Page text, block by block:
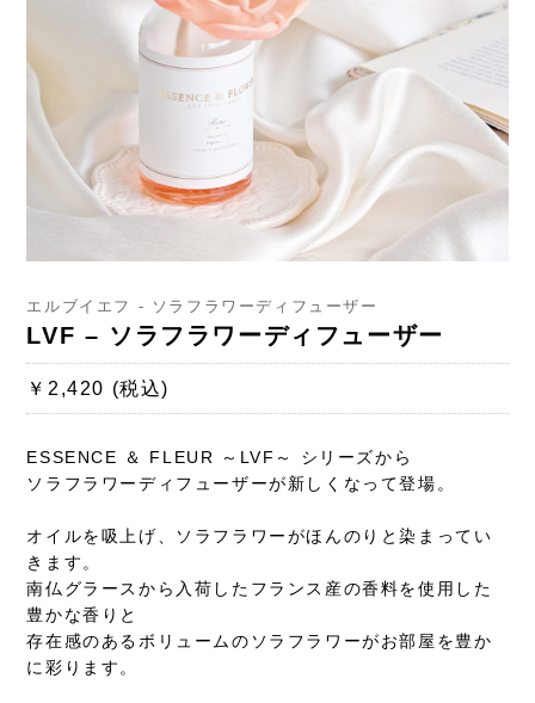
エルブイエフ - ソラフラワーディフューザー
LVF – ソラフラワーディフューザー
￥2,420 (税込)
ESSENCE ＆ FLEUR ～LVF～ シリーズから
ソラフラワーディフューザーが新しくなって登場。
オイルを吸上げ、ソラフラワーがほんのりと染まってい
きます。
南仏グラースから入荷したフランス産の香料を使用した
豊かな香りと
存在感のあるボリュームのソラフラワーがお部屋を豊か
に彩ります。